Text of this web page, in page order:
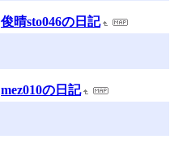
俊晴sto046の日記
mez010の日記